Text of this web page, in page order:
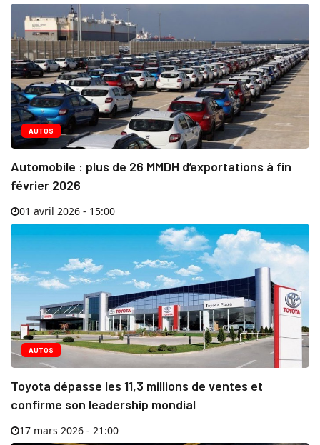
AUTOS
Automobile : plus de 26 MMDH d’exportations à fin
février 2026
01 avril 2026 - 15:00
AUTOS
Toyota dépasse les 11,3 millions de ventes et
confirme son leadership mondial
17 mars 2026 - 21:00